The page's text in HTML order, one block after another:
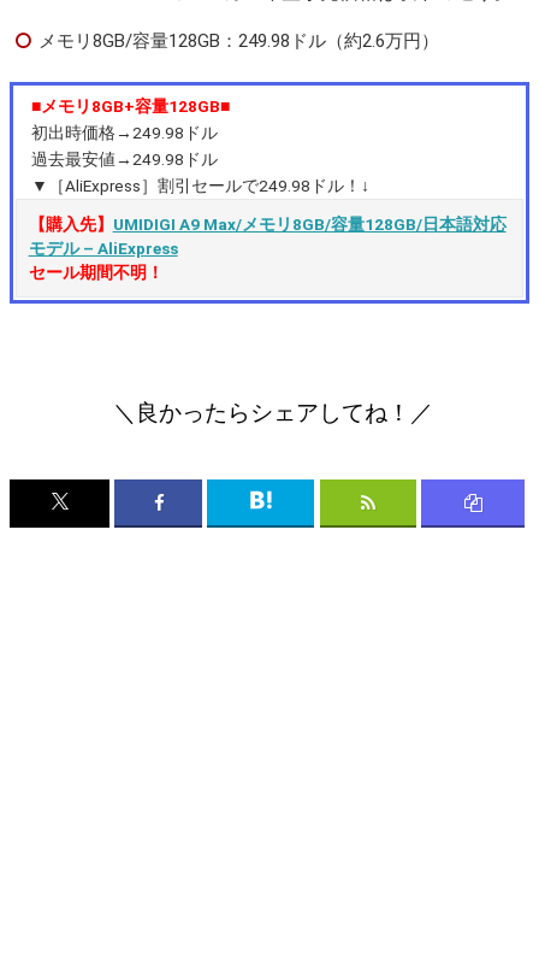
メモリ8GB/容量128GB：249.98ドル（約2.6万円）
■メモリ8GB+容量128GB■
初出時価格→249.98ドル
過去最安値→249.98ドル
▼［AliExpress］割引セールで249.98ドル！↓
【購入先】 UMIDIGI A9 Max/メモリ8GB/容量128GB/日本語対応
モデル – AliExpress
セール期間不明！
＼良かったらシェアしてね！／